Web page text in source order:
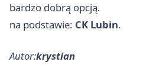
bardzo dobrą opcją.
na podstawie: CK Lubin.
Autor:krystian